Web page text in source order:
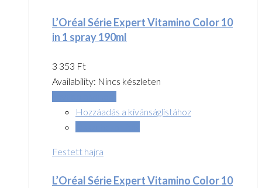
L’Oréal Série Expert Vitamino Color 10
in 1 spray 190ml
3 353 Ft
Availability: Nincs készleten
Hozzáadás a kívánságlistához
Festett hajra
L’Oréal Série Expert Vitamino Color 10